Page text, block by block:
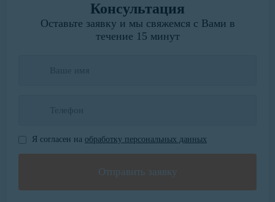
Консультация
Оставьте заявку и мы свяжемся с Вами в
течение 15 минут
Я согласен на обработку персональных данных